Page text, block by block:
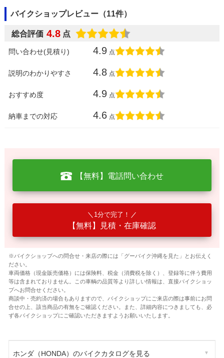
バイクショップレビュー（11件）
総合評価 4.8 点
問い合わせ(見積り) 4.9 点
説明のわかりやすさ 4.8 点
おすすめ度 4.9 点
納車までの対応 4.6 点
【無料】電話問い合わせ
1分で完了！
【無料】見積・在庫確認
※バイクショップへの問合せ・来店の際には「グーバイク沖縄を見た」とお伝えく
ださい。
車両価格（現金販売価格）には保険料、税金（消費税を除く）、登録等に伴う費用
等は含まれておりません。この車輌の品質等より詳しい情報は、直接バイクショッ
プへお問合せください。
商談中・売約済の場合もありますので、バイクショップにご来店の際は事前にお問
合せの上、該当商品の有無をご確認ください。また、詳細内容につきましても、必
ず各バイクショップにご確認いただきますようお願いいたします。
ホンダ（HONDA）のバイクカタログを見る